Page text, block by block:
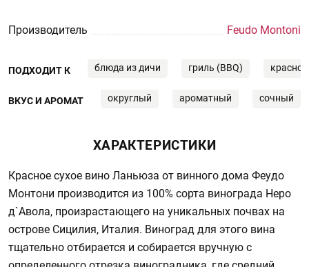
Производитель Feudo Montoni
ПОДХОДИТ К блюда из дичи гриль (BBQ)
ВКУС И АРОМАТ округлый ароматный сочный
ХАРАКТЕРИСТИКИ
Красное сухое вино Ланьюза от винного дома Феудо
Монтони производится из 100% сорта винограда Неро
д`Авола, произрастающего на уникальных почвах на
острове Сицилия, Италия. Виноград для этого вина
тщательно отбирается и собирается вручную с